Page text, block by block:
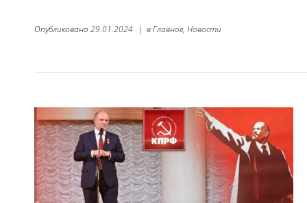
Опубликовано 29.01.2024 | вГлавное, Новости